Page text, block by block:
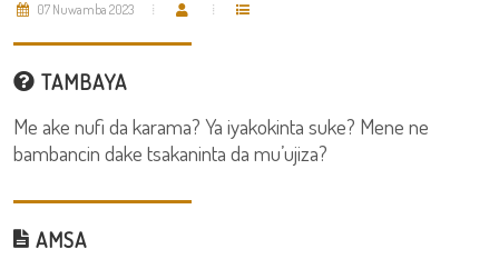
07 Nuwamba 2023
TAMBAYA
Me ake nufi da karama? Ya iyakokinta suke? Mene ne
bambancin dake tsakaninta da mu’ujiza?
AMSA